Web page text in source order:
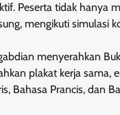
Peserta tidak
mengikuti
menyerahkan
plakat kerja
Bahasa Prancis, dan